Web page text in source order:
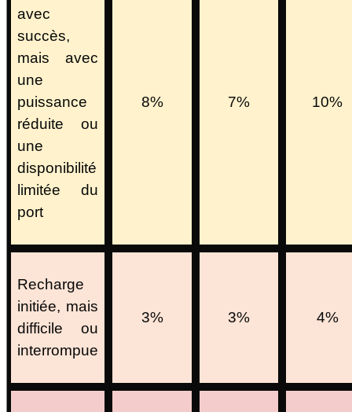
avec
succès,
mais avec
une
puissance
réduite ou
une
disponibilité
limitée du
port
8% 7% 10%
Recharge
initiée, mais
difficile ou
interrompue
3% 3% 4%